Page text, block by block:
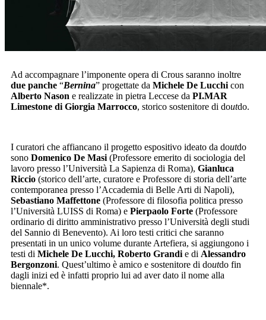
Ad accompagnare l’imponente opera di Crous saranno inoltre
due panche “Bernina” progettate da Michele De Lucchi con
Alberto Nason e realizzate in pietra Leccese da PI.MAR
Limestone di Giorgia Marrocco, storico sostenitore di doutdo.
I curatori che affiancano il progetto espositivo ideato da doutdo
sono Domenico De Masi (Professore emerito di sociologia del
lavoro presso l’Università La Sapienza di Roma), Gianluca
Riccio (storico dell’arte, curatore e Professore di storia dell’arte
contemporanea presso l’Accademia di Belle Arti di Napoli),
Sebastiano Maffettone (Professore di filosofia politica presso
l’Università LUISS di Roma) e Pierpaolo Forte (Professore
ordinario di diritto amministrativo presso l’Università degli studi
del Sannio di Benevento). Ai loro testi critici che saranno
presentati in un unico volume durante Artefiera, si aggiungono i
testi di Michele De Lucchi, Roberto Grandi e di Alessandro
Bergonzoni. Quest’ultimo è amico e sostenitore di doutdo fin
dagli inizi ed è infatti proprio lui ad aver dato il nome alla
biennale*.